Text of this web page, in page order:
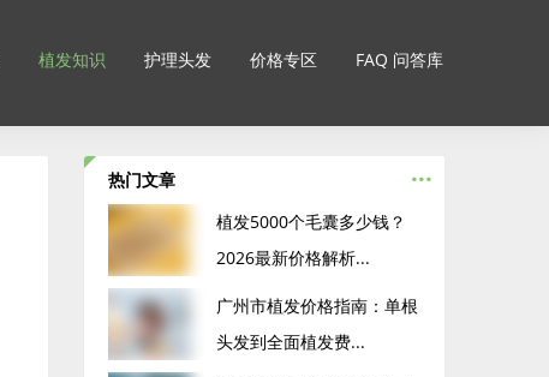
植发知识 护理头发 价格专区 FAQ 问答库
热门文章 ...
‌植发5000个毛囊多少钱？
2026最新价格解析...
广州市植发价格指南：单根
头发到全面植发费...